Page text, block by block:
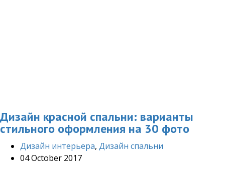
Дизайн красной спальни: варианты
стильного оформления на 30 фото
Дизайн интерьера, Дизайн спальни
04 October 2017